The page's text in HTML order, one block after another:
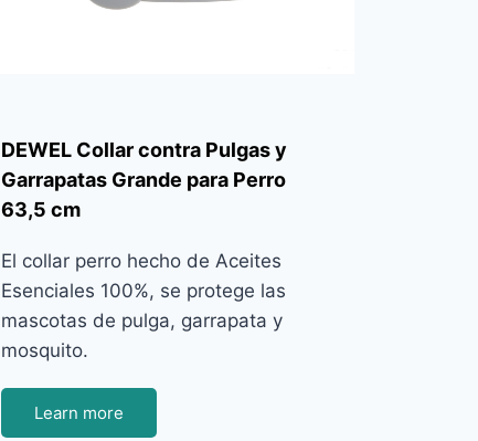
DEWEL Collar contra Pulgas y
Garrapatas Grande para Perro
63,5 cm
El collar perro hecho de Aceites
Esenciales 100%, se protege las
mascotas de pulga, garrapata y
mosquito.
Learn more